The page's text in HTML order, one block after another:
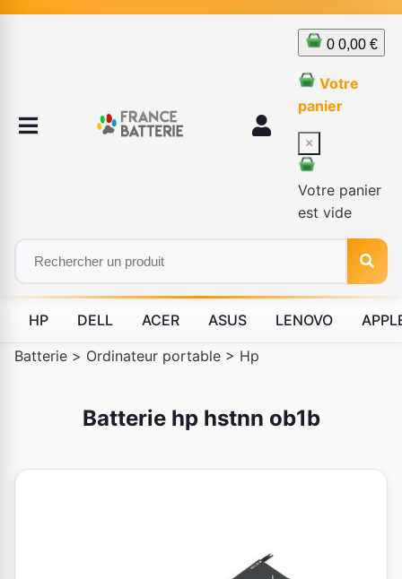
0 0,00 €
Votre
panier
×
Votre panier
est vide
HP DELL ACER ASUS LENOVO
Batterie > Ordinateur portable > Hp
Batterie hp hstnn ob1b